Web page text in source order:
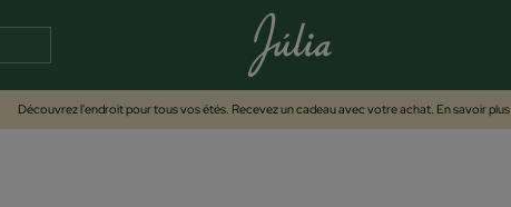
Découvrez l'endroit pour tous vos étés. Recevez un cadeau avec votre achat. En savoir plus